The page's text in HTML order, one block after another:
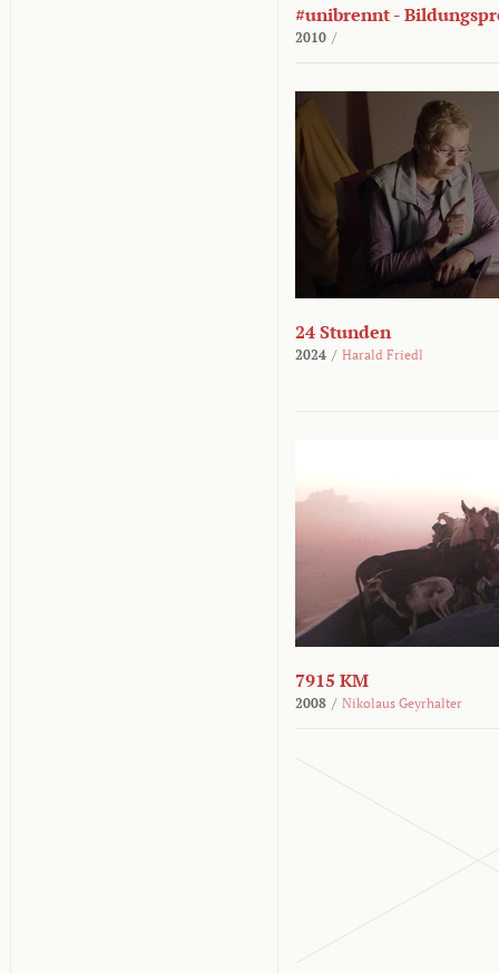
#unibrennt -
2010 /
24 Stunden
2024 / Harald Friedl
7915 KM
2008 / Nikolaus Geyrhalter